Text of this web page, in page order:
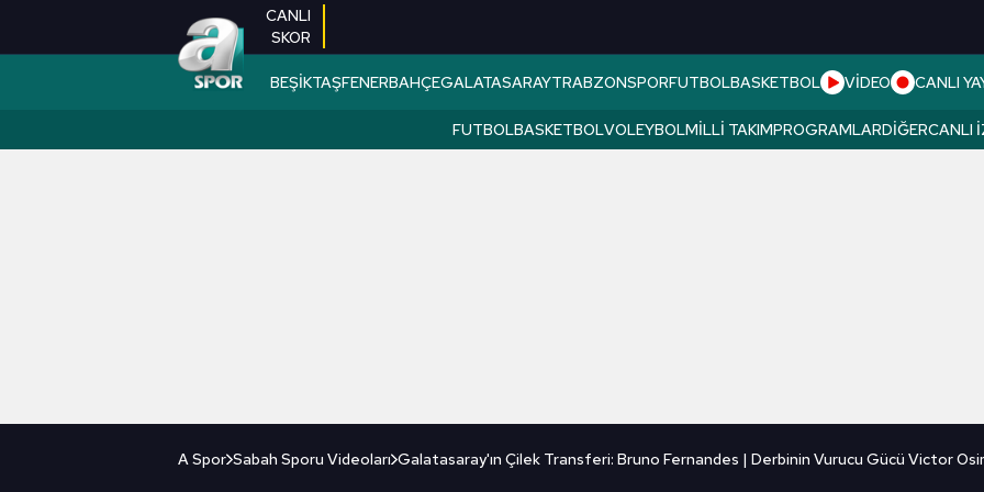
CANLI
SKOR
BEŞİKTAŞFENERBAHÇEGALATASARAYTRABZONSPORFUTBOLBASKETBOL VİDEO CANLI
FUTBOLBASKETBOLVOLEYBOLMILLI TAKIMPROGRAMLARDIĞERCANLI
A Spor Sabah Sporu Videoları Galatasaray'ın Çilek Transferi: Bruno Fernandes | Derbinin Vurucu Gücü Victor